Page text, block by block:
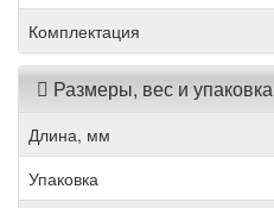
Комплектация
Размеры, вес и упаковка
Длина, мм
Упаковка